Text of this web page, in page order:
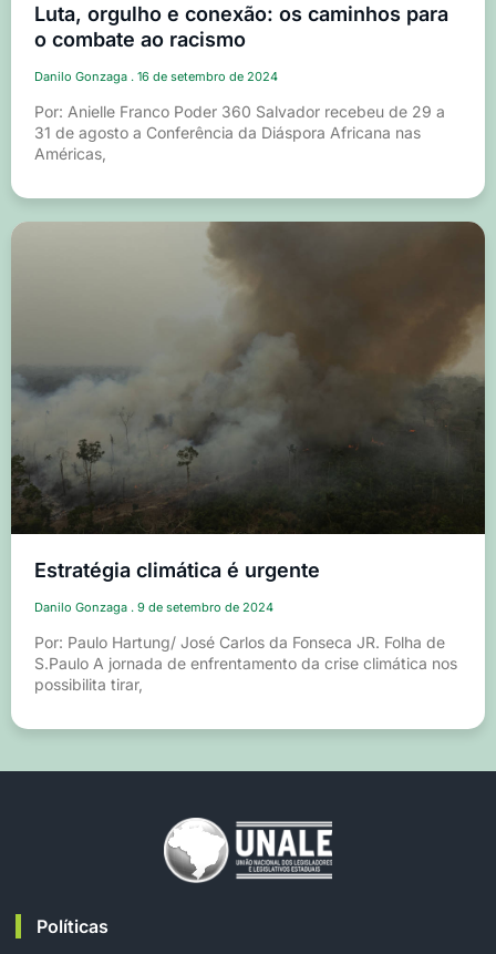
Luta, orgulho e conexão: os caminhos para
o combate ao racismo
Danilo Gonzaga 16 de setembro de 2024
Por: Anielle Franco Poder 360 Salvador recebeu de 29 a
31 de agosto a Conferência da Diáspora Africana nas
Américas,
Estratégia climática é urgente
Danilo Gonzaga 9 de setembro de 2024
Por: Paulo Hartung/ José Carlos da Fonseca JR. Folha de
S.Paulo A jornada de enfrentamento da crise climática nos
possibilita tirar,
Políticas